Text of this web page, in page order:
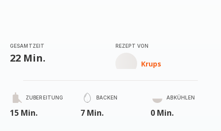
GESAMTZEIT
22 Min.
REZEPT VON
Krups
ZUBEREITUNG
15 Min.
BACKEN
7 Min.
ABKÜHLEN
0 Min.